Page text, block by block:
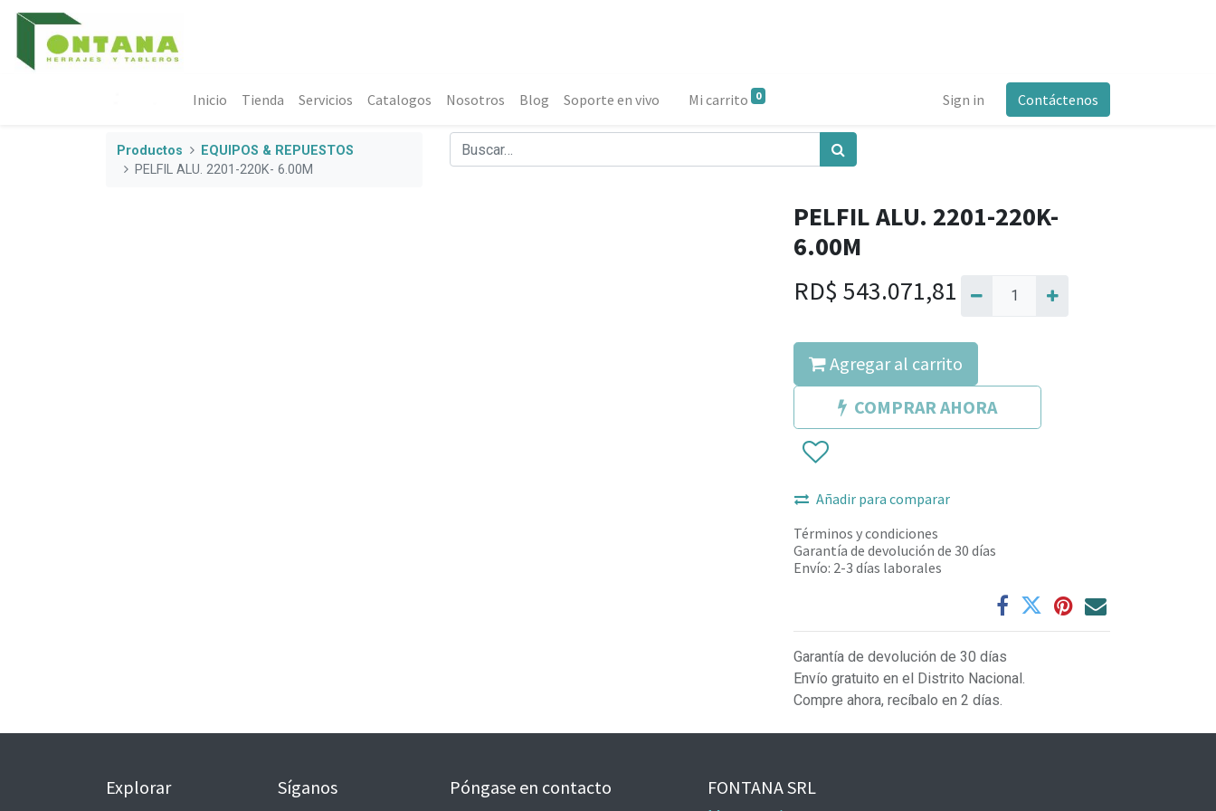
Inicio Tienda Servicios Catalogos Nosotros Blog Soporte en vivo Mi carrito 0 Sign in Contáctenos
Productos
EQUIPOS & REPUESTOS
PELFIL ALU. 2201-220K- 6.00M
PELFIL ALU. 2201-220K-
6.00M
RD$ 543.071,81
Agregar al carrito
COMPRAR AHORA
Añadir para comparar
Términos y condiciones
Garantía de devolución de 30 días
Envío: 2-3 días laborales
Garantía de devolución de 30 días
Envío gratuito en el Distrito Nacional.
Compre ahora, recíbalo en 2 días.
Explorar Síganos Póngase en contacto FONTANA SRL